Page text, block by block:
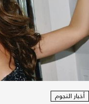
أخبار النجوم